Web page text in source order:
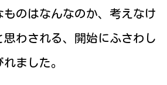
のはなんなのか、考えなけ
わされる、開始にふさわし
ました。